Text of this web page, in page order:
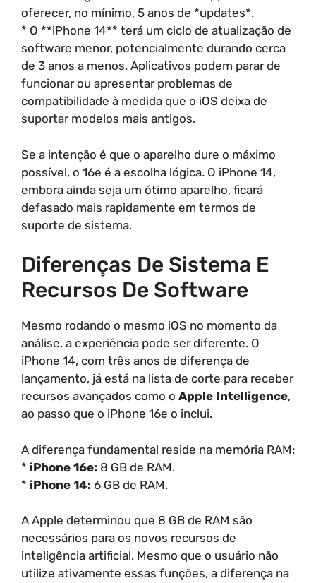
oferecer, no mínimo, 5 anos de *updates*.
* O **iPhone 14** terá um ciclo de atualização de
software menor, potencialmente durando cerca
de 3 anos a menos. Aplicativos podem parar de
funcionar ou apresentar problemas de
compatibilidade à medida que o iOS deixa de
suportar modelos mais antigos.
Se a intenção é que o aparelho dure o máximo
possível, o 16e é a escolha lógica. O iPhone 14,
embora ainda seja um ótimo aparelho, ficará
defasado mais rapidamente em termos de
suporte de sistema.
Diferenças De Sistema E
Recursos De Software
Mesmo rodando o mesmo iOS no momento da
análise, a experiência pode ser diferente. O
iPhone 14, com três anos de diferença de
lançamento, já está na lista de corte para receber
recursos avançados como o Apple Intelligence,
ao passo que o iPhone 16e o inclui.
A diferença fundamental reside na memória RAM:
* iPhone 16e: 8 GB de RAM.
* iPhone 14: 6 GB de RAM.
A Apple determinou que 8 GB de RAM são
necessários para os novos recursos de
inteligência artificial. Mesmo que o usuário não
utilize ativamente essas funções, a diferença na